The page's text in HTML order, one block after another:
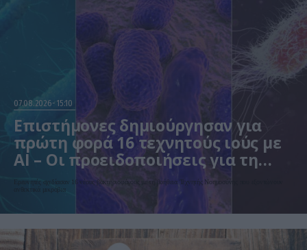
07.08.2026 15:10
Επιστήμονες δημιούργησαν για
πρώτη φορά 16 τεχνητούς ιούς με
AI – Οι προειδοποιήσεις για τη
βιοασφάλεια
Ερευνητές σχεδίασαν 16 νέους βακτηριοφάγους με τη βοήθεια Τεχνητής Νοημοσύνης που εξοντώνουν
ανθεκτικά μικρόβια